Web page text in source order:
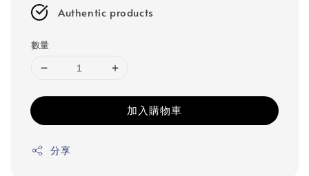
Authentic products
數量
加入購物車
分享